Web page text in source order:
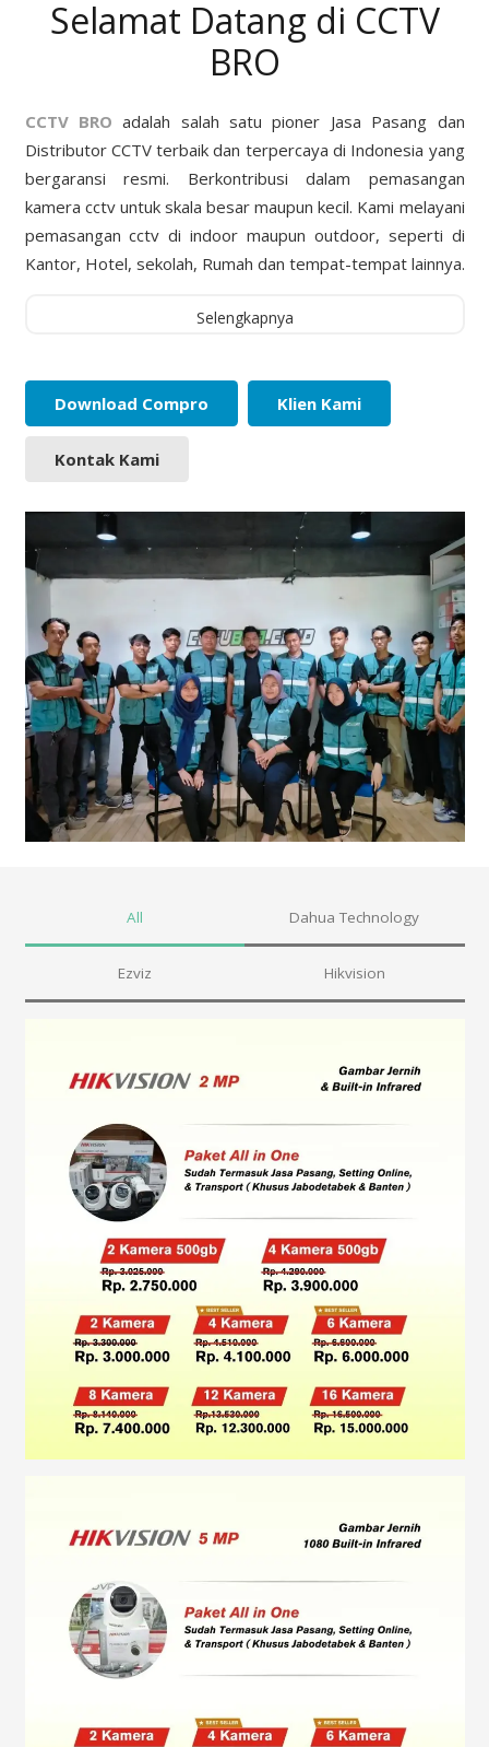
Selamat Datang di CCTV
BRO
CCTV BRO adalah salah satu pioner Jasa Pasang dan
Distributor CCTV terbaik dan terpercaya di Indonesia yang
bergaransi resmi. Berkontribusi dalam pemasangan
kamera cctv untuk skala besar maupun kecil. Kami melayani
pemasangan cctv di indoor maupun outdoor, seperti di
Kantor, Hotel, sekolah, Rumah dan tempat-tempat lainnya.
Selengkapnya
Download Compro Klien Kami
Kontak Kami
All Dahua Technology
Ezviz Hikvision